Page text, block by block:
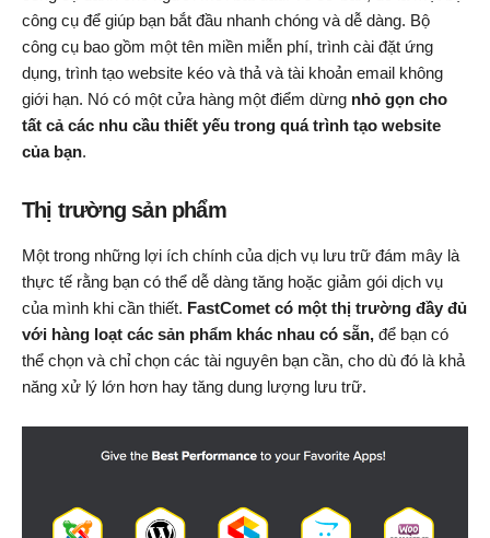
công cụ để giúp bạn bắt đầu nhanh chóng và dễ dàng. Bộ
công cụ bao gồm một tên miền miễn phí, trình cài đặt ứng
dụng, trình tạo website kéo và thả và tài khoản email không
giới hạn. Nó có một cửa hàng một điểm dừng nhỏ gọn cho
tất cả các nhu cầu thiết yếu trong quá trình tạo website
của bạn.
Thị trường sản phẩm
Một trong những lợi ích chính của dịch vụ lưu trữ đám mây là
thực tế rằng bạn có thể dễ dàng tăng hoặc giảm gói dịch vụ
của mình khi cần thiết. FastComet có một thị trường đầy đủ
với hàng loạt các sản phẩm khác nhau có sẵn, để bạn có
thể chọn và chỉ chọn các tài nguyên bạn cần, cho dù đó là khả
năng xử lý lớn hơn hay tăng dung lượng lưu trữ.